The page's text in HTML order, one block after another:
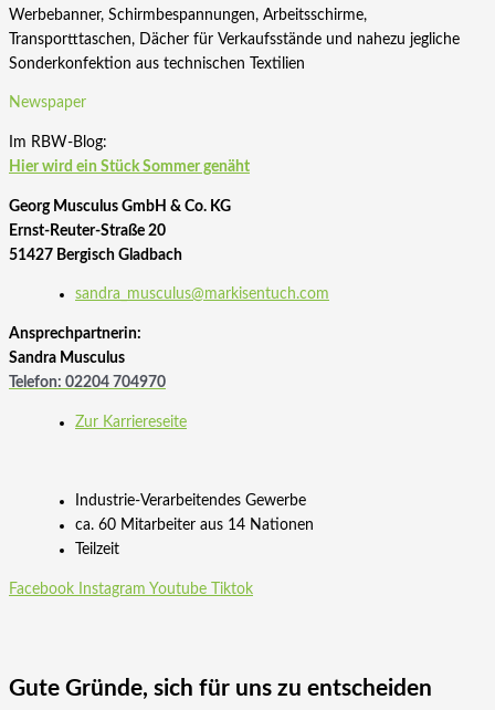
Werbebanner, Schirmbespannungen, Arbeitsschirme,
Transportttaschen, Dächer für Verkaufsstände und nahezu jegliche
Sonderkonfektion aus technischen Textilien
Newspaper
Im RBW-Blog:
Hier wird ein Stück Sommer genäht
Georg Musculus GmbH & Co. KG
Ernst-Reuter-Straße 20
51427 Bergisch Gladbach
sandra_musculus@markisentuch.com
Ansprechpartnerin:
Sandra Musculus
Telefon: 02204 704970
Zur Karriereseite
Industrie-Verarbeitendes Gewerbe
ca. 60 Mitarbeiter aus 14 Nationen
Teilzeit
Facebook Instagram Youtube Tiktok
Gute Gründe, sich für uns zu entscheiden